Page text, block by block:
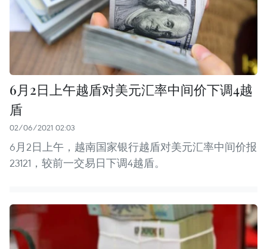
6月2日上午越盾对美元汇率中间价下调4越
盾
02/06/2021 02:03
6月2日上午，越南国家银行越盾对美元汇率中间价报
23121，较前一交易日下调4越盾。